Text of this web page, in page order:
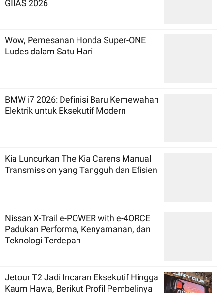
GIIAS 2026
Wow, Pemesanan Honda Super-ONE
Ludes dalam Satu Hari
BMW i7 2026: Definisi Baru Kemewahan
Elektrik untuk Eksekutif Modern
Kia Luncurkan The Kia Carens Manual
Transmission yang Tangguh dan Efisien
Nissan X-Trail e-POWER with e-4ORCE
Padukan Performa, Kenyamanan, dan
Teknologi Terdepan
Jetour T2 Jadi Incaran Eksekutif Hingga
Kaum Hawa, Berikut Profil Pembelinya